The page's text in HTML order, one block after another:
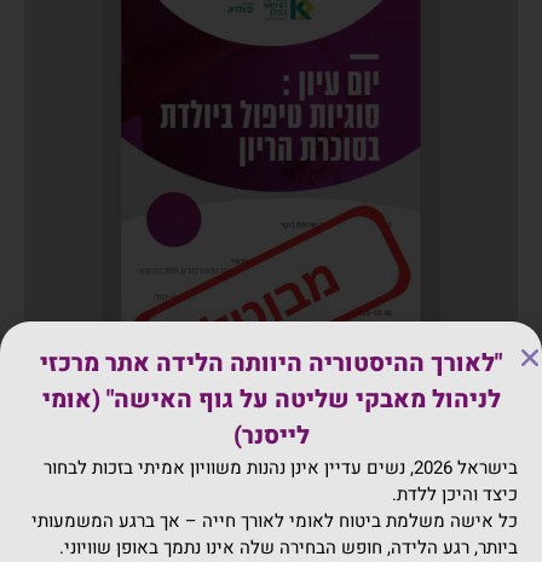
"לאורך ההיסטוריה היוותה הלידה אתר מרכזי
לניהול מאבקי שליטה על גוף האישה" (אומי
לייסנר)
בישראל 2026, נשים עדיין אינן נהנות משוויון אמיתי בזכות לבחור
כיצד והיכן ללדת.
כל אישה משלמת ביטוח לאומי לאורך חייה – אך ברגע המשמעותי
ביותר, רגע הלידה, חופש הבחירה שלה אינו נתמך באופן שוויוני.